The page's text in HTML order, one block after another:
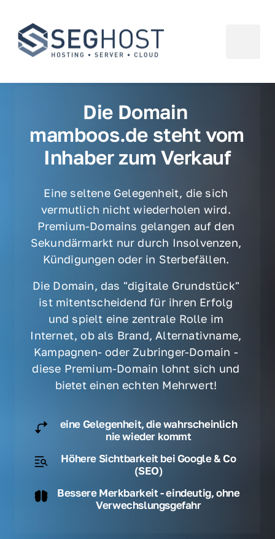
Die Domain
mamboos.de steht vom
Inhaber zum Verkauf
Eine seltene Gelegenheit, die sich
vermutlich nicht wiederholen wird.
Premium-Domains gelangen auf den
Sekundärmarkt nur durch Insolvenzen,
Kündigungen oder in Sterbefällen.
Die Domain, das "digitale Grundstück"
ist mitentscheidend für ihren Erfolg
und spielt eine zentrale Rolle im
Internet, ob als Brand, Alternativname,
Kampagnen- oder Zubringer-Domain -
diese Premium-Domain lohnt sich und
bietet einen echten Mehrwert!
eine Gelegenheit, die wahrscheinlich
nie wieder kommt
Höhere Sichtbarkeit bei Google & Co
(SEO)
Bessere Merkbarkeit - eindeutig, ohne
Verwechslungsgefahr